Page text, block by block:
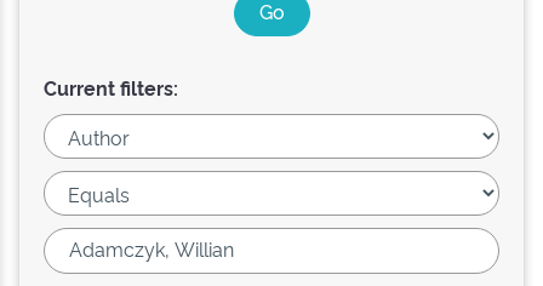
Current filters: